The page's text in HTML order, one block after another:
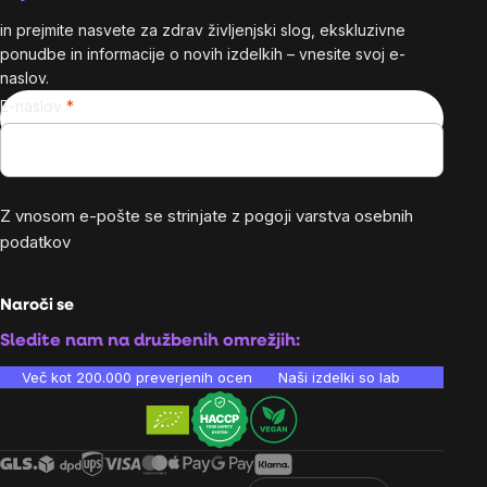
in prejmite nasvete za zdrav življenjski slog, ekskluzivne
ponudbe in informacije o novih izdelkih – vnesite svoj e-
naslov.
E-naslov
Z vnosom e-pošte se strinjate z pogoji varstva osebnih
podatkov
Naroči se
Sledite nam na družbenih omrežjih:
Več kot 200.000 preverjenih ocen Naši izdelki so laboratorijsko